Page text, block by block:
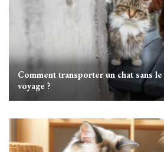
Comment transporter un chat sans
voyage ?